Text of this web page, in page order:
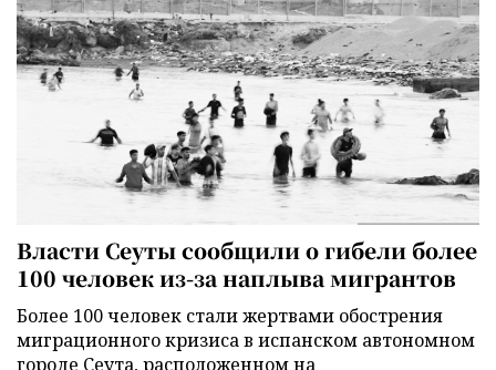
Власти Сеуты сообщили о гибели более
100 человек из-за наплыва мигрантов
Более 100 человек стали жертвами обострения
миграционного кризиса в испанском автономном
городе Сеута, расположенном на